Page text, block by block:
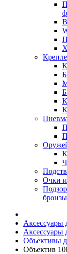
Очки и
бронзы
Аксессуары
Аксессуары
Объективы
Объектив